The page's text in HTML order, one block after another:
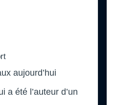
aujourd’hui
a été l’auteur d’un